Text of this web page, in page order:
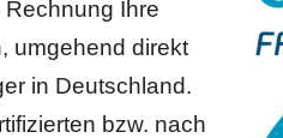
Ihre
umgehend direkt
in Deutschland.
bzw. nach